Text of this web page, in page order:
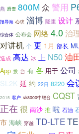
燕 滑雪 800M 众 警用
报导海 心求 淄博 隆重 设计
综合体 公布会 网络 4.0 治
对讲机 个 更 1月 部长
造成 高达 冰 上 N50油
App 拨 台 有 各 用于 公司
SL2K 延 约 22日 8220 会
2015 客户 slr8000中继台 CQST
正在 很 南沙 推 啦 石油
市 海峡 穿越 TD-LTE